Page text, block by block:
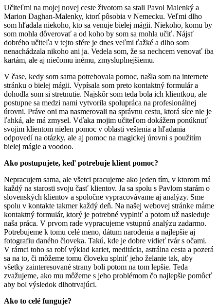
Učiteľmi na mojej novej ceste životom sa stali Pavol Malenký a
Marion Daghan-Malenky, ktorí pôsobia v Nemecku. Veľmi dlho
som hľadala niekoho, kto sa venuje bielej mágii. Niekoho, komu by
som mohla dôverovať a od koho by som sa mohla učiť. Nájsť
dobrého učiteľa v tejto sfére je dnes veľmi ťažké a dlho som
nenachádzala nikoho ani ja. Vedela som, že sa nechcem venovať iba
kartám, ale aj niečomu inému, zmysluplnejšiemu.
V čase, kedy som sama potrebovala pomoc, našla som na internete
stránku o bielej mágii. Vypísala som preto kontaktný formulár a
dohodla som si stretnutie. Najskôr som teda bola ich klientkou, ale
postupne sa medzi nami vytvorila spolupráca na profesionálnej
úrovni. Práve oni ma nasmerovali na správnu cestu, ktorá síce nie je
ľahká, ale má zmysel. Vďaka mojim učiteľom dokážem ponúknuť
svojim klientom nielen pomoc v oblasti veštenia a hľadania
odpovedí na otázky, ale aj pomoc na magickej úrovni s použitím
bielej mágie a voodoo.
Ako postupujete, keď potrebuje klient pomoc?
Nepracujem sama, ale všetci pracujeme ako jeden tím, v ktorom má
každý na starosti svoju časť klientov. Ja sa spolu s Pavlom starám o
slovenských klientov a spoločne vypracovávame aj analýzy. Sme
spolu v kontakte takmer každý deň. Na našej webovej stránke máme
kontaktný formulár, ktorý je potrebné vyplniť a potom už nasleduje
naša práca. V prvom rade vypracujeme vstupnú analýzu zadarmo.
Potrebujeme k tomu celé meno, dátum narodenia a najlepšie aj
fotografiu daného človeka. Takú, kde je dobre vidieť tvár s očami.
V rámci toho sa robí výklad kariet, meditácia, astrálna cesta a pozerá
sa na to, či môžeme tomu človeku splniť jeho želanie tak, aby
všetky zainteresované strany boli potom na tom lepšie. Teda
zvažujeme, ako mu môžeme s jeho problémom čo najlepšie pomôcť
aby bol výsledok dlhotrvajúci.
Ako to celé funguje?